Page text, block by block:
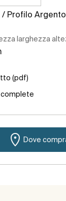
/ Profilo
larghezza
(pdf)
complete
Dove